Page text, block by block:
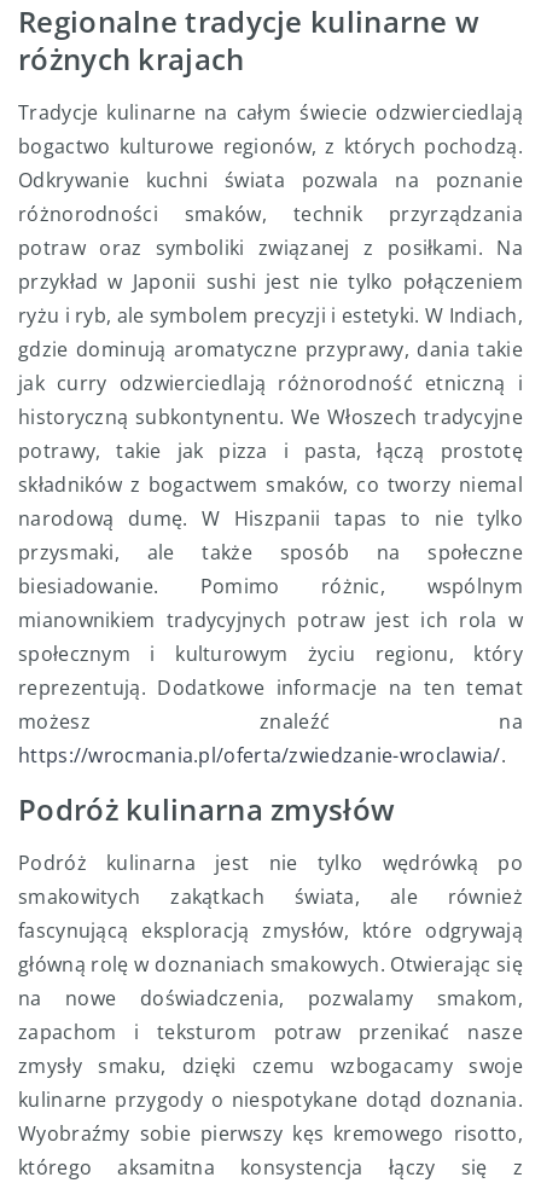
Regionalne tradycje kulinarne w
różnych krajach
Tradycje kulinarne na całym świecie odzwierciedlają
bogactwo kulturowe regionów, z których pochodzą.
Odkrywanie kuchni świata pozwala na poznanie
różnorodności smaków, technik przyrządzania
potraw oraz symboliki związanej z posiłkami. Na
przykład w Japonii sushi jest nie tylko połączeniem
ryżu i ryb, ale symbolem precyzji i estetyki. W Indiach,
gdzie dominują aromatyczne przyprawy, dania takie
jak curry odzwierciedlają różnorodność etniczną i
historyczną subkontynentu. We Włoszech tradycyjne
potrawy, takie jak pizza i pasta, łączą prostotę
składników z bogactwem smaków, co tworzy niemal
narodową dumę. W Hiszpanii tapas to nie tylko
przysmaki, ale także sposób na społeczne
biesiadowanie. Pomimo różnic, wspólnym
mianownikiem tradycyjnych potraw jest ich rola w
społecznym i kulturowym życiu regionu, który
reprezentują. Dodatkowe informacje na ten temat
możesz znaleźć na
https://wrocmania.pl/oferta/zwiedzanie-wroclawia/.
Podróż kulinarna zmysłów
Podróż kulinarna jest nie tylko wędrówką po
smakowitych zakątkach świata, ale również
fascynującą eksploracją zmysłów, które odgrywają
główną rolę w doznaniach smakowych. Otwierając się
na nowe doświadczenia, pozwalamy smakom,
zapachom i teksturom potraw przenikać nasze
zmysły smaku, dzięki czemu wzbogacamy swoje
kulinarne przygody o niespotykane dotąd doznania.
Wyobraźmy sobie pierwszy kęs kremowego risotto,
którego aksamitna konsystencja łączy się z